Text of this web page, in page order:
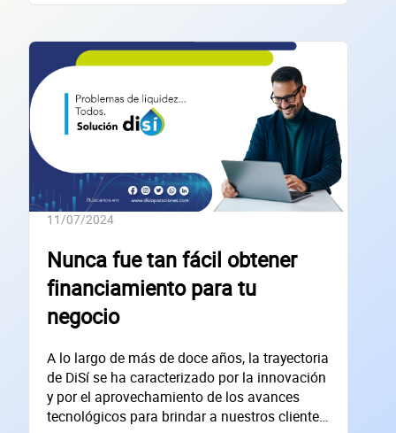
11/07/2024
Nunca fue tan fácil obtener
financiamiento para tu
negocio
A lo largo de más de doce años, la trayectoria
de DiSí se ha caracterizado por la innovación
y por el aprovechamiento de los avances
tecnológicos para brindar a nuestros clientes
Razón social
RFC de la empresa
Lo usamos solo para validar tu identidad fiscal — nunca lo compartimos con
Código Postal
Núm. Ext./Int.